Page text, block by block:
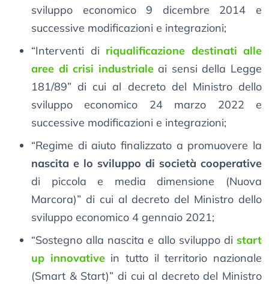
sviluppo economico 9 dicembre 2014 e
successive modificazioni e integrazioni;
“Interventi di riqualificazione destinati alle
aree di crisi industrialeai sensi della Legge
181/89” di cui al decreto del Ministro dello
sviluppo economico 24 marzo 2022 e
successive modificazioni e integrazioni;
“Regime di aiuto finalizzato a promuovere la
nascita e lo sviluppo di società cooperative
di piccola e media dimensione (Nuova
Marcora)” di cui al decreto del Ministro dello
sviluppo economico 4 gennaio 2021;
“Sostegno alla nascita e allo sviluppo di start
up innovativein tutto il territorio nazionale
(Smart & Start)” di cui al decreto del Ministro